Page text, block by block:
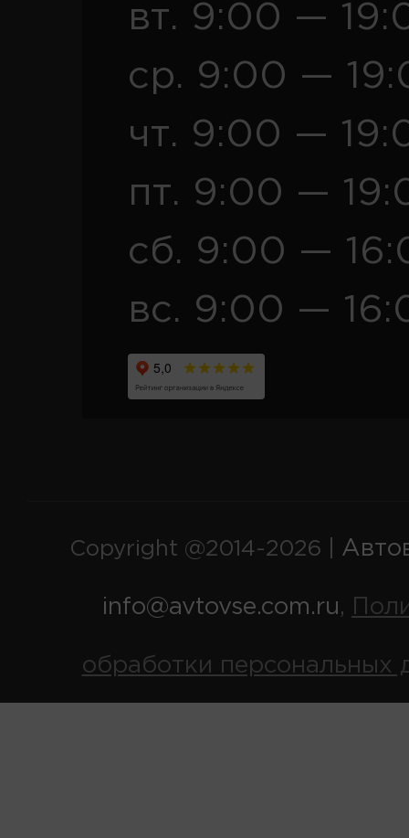
вт. 9:00 —
ср. 9:00 —
чт. 9:00 —
пт. 9:00 —
сб. 9:00 —
вс. 9:00 —
Copyright @2014-2026 |
info@avtovse.com.ru,
обработки персональных